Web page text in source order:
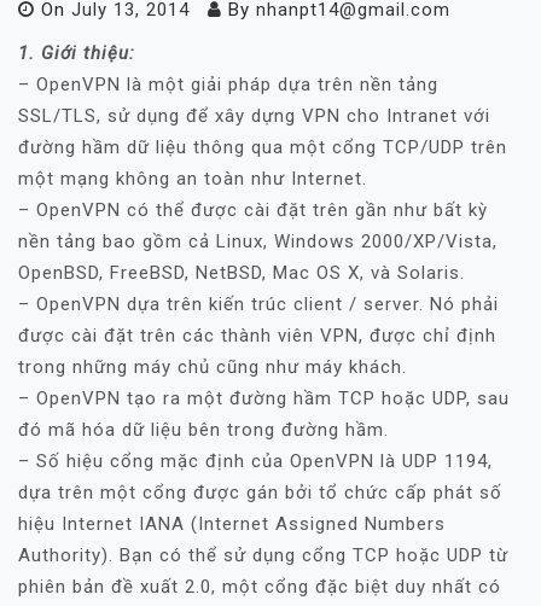
On July 13, 2014 By nhanpt14@gmail.com
1. Giới thiệu:
– OpenVPN là một giải pháp dựa trên nền tảng
SSL/TLS, sử dụng để xây dựng VPN cho Intranet với
đường hầm dữ liệu thông qua một cổng TCP/UDP trên
một mạng không an toàn như Internet.
– OpenVPN có thể được cài đặt trên gần như bất kỳ
nền tảng bao gồm cả Linux, Windows 2000/XP/Vista,
OpenBSD, FreeBSD, NetBSD, Mac OS X, và Solaris.
– OpenVPN dựa trên kiến trúc client / server. Nó phải
được cài đặt trên các thành viên VPN, được chỉ định
trong những máy chủ cũng như máy khách.
– OpenVPN tạo ra một đường hầm TCP hoặc UDP, sau
đó mã hóa dữ liệu bên trong đường hầm.
– Số hiệu cổng mặc định của OpenVPN là UDP 1194,
dựa trên một cổng được gán bởi tổ chức cấp phát số
hiệu Internet IANA (Internet Assigned Numbers
Authority). Bạn có thể sử dụng cổng TCP hoặc UDP từ
phiên bản đề xuất 2.0, một cổng đặc biệt duy nhất có